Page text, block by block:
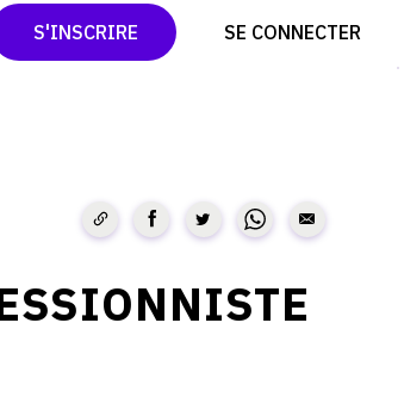
S'INSCRIRE SE CONNECTER
TWITTER
PINTEREST